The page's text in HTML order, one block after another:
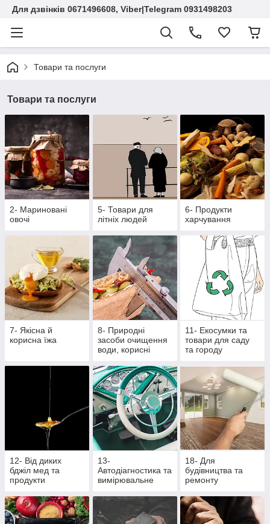
Для дзвінків 0671496608, Viber|Telegram 0931498203
Товари та послуги
Товари та послуги
2- Мариновані
овочі
5- Товари для
літніх людей
6- Продукти
харчування
7- Якісна й
корисна їжа
8- Природні
засоби очищення
води, корисні
11- Екосумки та
товари для саду
та городу
12- Від диких
бджіл мед та
продукти
13-
Автодіагностика та
вимірювальне
18- Для
будівництва та
ремонту